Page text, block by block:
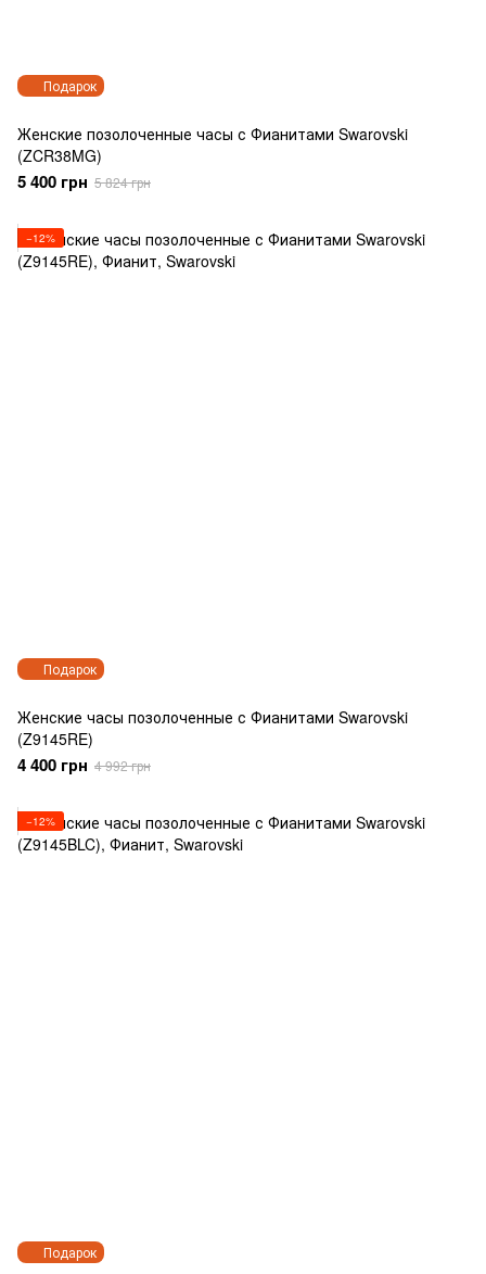
Подарок
Женские позолоченные часы с Фианитами Swarovski
(ZCR38MG)
5 400 грн 5 824 грн
Подарок
−12%
Женские часы позолоченные с Фианитами Swarovski
(Z9145RE)
4 400 грн 4 992 грн
Подарок
−12%